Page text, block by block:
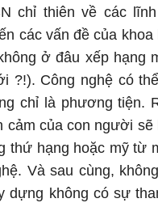
chỉ thiên về các
các vấn đề của
ở đâu xếp hạng
?!). Công nghệ có
chỉ là phương tiện.
cảm của con người
thứ hạng hoặc mỹ từ
Và sau cùng,
dựng không có sự